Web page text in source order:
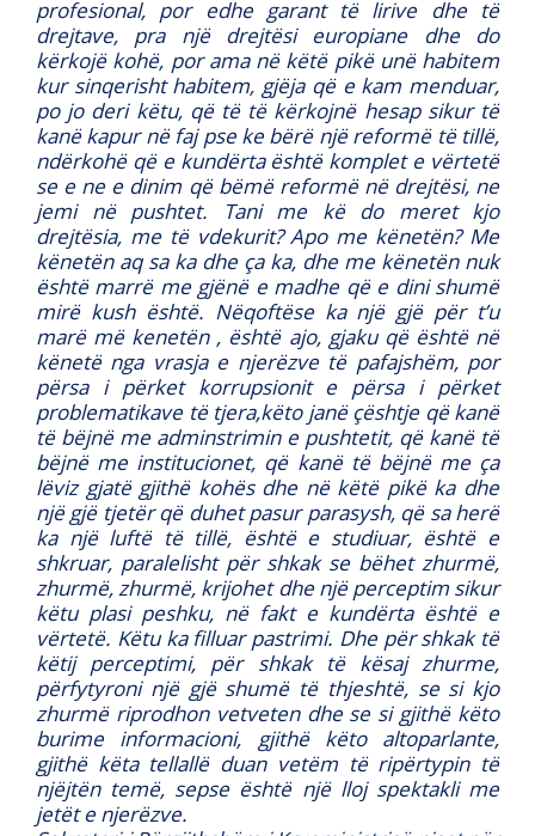
profesional, por edhe garant të lirive dhe të
drejtave, pra një drejtësi europiane dhe do
kërkojë kohë, por ama në këtë pikë unë habitem
kur sinqerisht habitem, gjëja që e kam menduar,
po jo deri këtu, që të të kërkojnë hesap sikur të
kanë kapur në faj pse ke bërë një reformë të tillë,
ndërkohë që e kundërta është komplet e vërtetë
se e ne e dinim që bëmë reformë në drejtësi, ne
jemi në pushtet. Tani me kë do meret kjo
drejtësia, me të vdekurit? Apo me kënetën? Me
kënetën aq sa ka dhe ça ka, dhe me kënetën nuk
është marrë me gjënë e madhe që e dini shumë
mirë kush është. Nëqoftëse ka një gjë për t’u
marë më kenetën , është ajo, gjaku që është në
kënetë nga vrasja e njerëzve të pafajshëm, por
përsa i përket korrupsionit e përsa i përket
problematikave të tjera,këto janë çështje që kanë
të bëjnë me adminstrimin e pushtetit, që kanë të
bëjnë me institucionet, që kanë të bëjnë me ça
lëviz gjatë gjithë kohës dhe në këtë pikë ka dhe
një gjë tjetër që duhet pasur parasysh, që sa herë
ka një luftë të tillë, është e studiuar, është e
shkruar, paralelisht për shkak se bëhet zhurmë,
zhurmë, zhurmë, krijohet dhe një perceptim sikur
këtu plasi peshku, në fakt e kundërta është e
vërtetë. Këtu ka filluar pastrimi. Dhe për shkak të
këtij perceptimi, për shkak të kësaj zhurme,
përfytyroni një gjë shumë të thjeshtë, se si kjo
zhurmë riprodhon vetveten dhe se si gjithë këto
burime informacioni, gjithë këto altoparlante,
gjithë këta tellallë duan vetëm të ripërtypin të
njëjtën temë, sepse është një lloj spektakli me
jetët e njerëzve.